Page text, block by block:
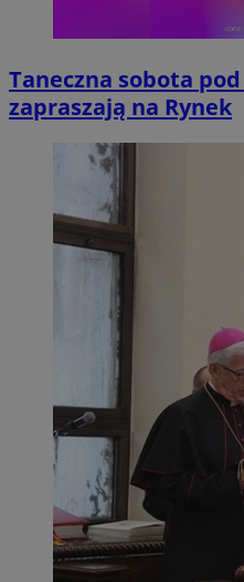
Taneczna sobota
zapraszają na Rynek